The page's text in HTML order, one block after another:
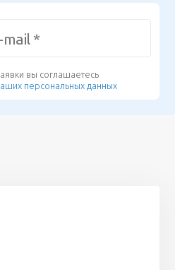
вы соглашаетесь
персональных данных